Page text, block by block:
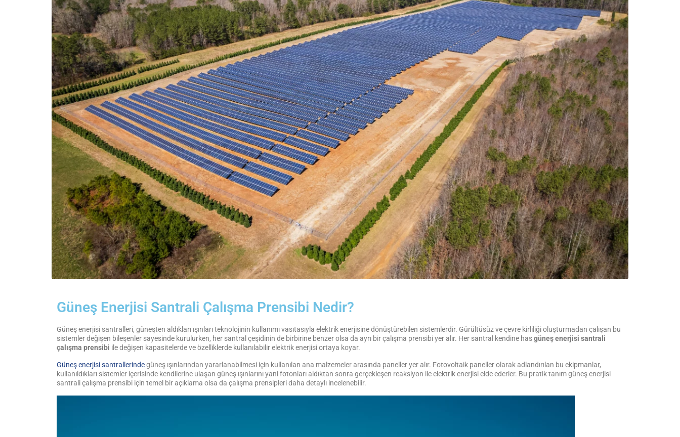
Güneş Enerjisi Santrali Çalışma Prensibi Nedir?
Güneş enerjisi santralleri, güneşten aldıkları ışınları teknolojinin kullanımı vasıtasıyla elektrik enerjisine dönüştürebilen sistemlerdir. Gürültüsüz ve çevre kirliliği oluşturmadan çalışan bu
sistemler değişen bileşenler sayesinde kurulurken, her santral çeşidinin de birbirine benzer olsa da ayrı bir çalışma prensibi yer alır. Her santral kendine hasgüneş enerjisi santrali
çalışma prensibi ile değişen kapasitelerde ve özelliklerde kullanılabilir elektrik enerjisi ortaya koyar.
Güneş enerjisi santrallerindegüneş ışınlarından yararlanabilmesi için kullanılan ana malzemeler arasında paneller yer alır. Fotovoltaik paneller olarak adlandırılan bu ekipmanlar,
kullanıldıkları sistemler içerisinde kendilerine ulaşan güneş ışınlarını yani fotonları aldıktan sonra gerçekleşen reaksiyon ile elektrik enerjisi elde ederler. Bu pratik tanım güneş enerjisi
santrali çalışma prensibi için temel bir açıklama olsa da çalışma prensipleri daha detaylı incelenebilir.